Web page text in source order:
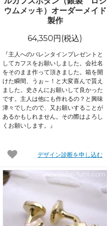
ウムメッキ）オーダーメイド
製作
64,350円(税込)
『主人へのバレンタインプレゼントと
してカフスをお願いしました。会社名
をそのまま作って頂きました。箱を開
けた瞬間、うぉ～！と大変喜んで貰え
ました。史さんにお願いして良かった
です。主人は他にも作れるの？と興味
津々でしたので、又お願いすることが
あるかもしれません。その際はよろし
くお願いします。』
デザイン診断を申し込む